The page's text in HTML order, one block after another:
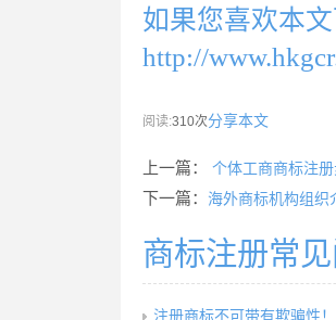
如果您喜欢本
http://
阅读:310次分享本文
上一篇： 个体工商商标注
下一篇： 海外商标机构组
商标注册常
注册商标不可带有欺骗性